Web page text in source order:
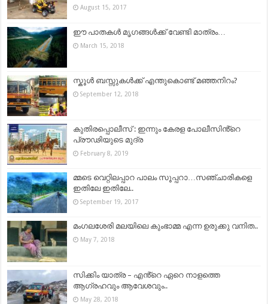
August 15, 2017
ഈ പാതകള്‍ മൃഗങ്ങള്‍ക്ക് വേണ്ടി മാത്രം…
March 15, 2018
സ്കൂൾ ബസ്സുകൾക്ക് എന്തുകൊണ്ട് മഞ്ഞനിറം?
September 12, 2018
കുതിരപ്പൊലീസ് : ഇന്നും കേരള പോലീസിൻ്റെ
പ്രൗഢിയുടെ മുദ്ര
February 8, 2019
മ്മടെ വെറ്റിലപ്പാറ പാലം സൂപ്പറാ…സഞ്ചാരികളെ
ഇതിലേ ഇതിലേ..
September 19, 2017
മംഗലശേരി മലയിലെ കുംഭാമ്മ എന്ന ഉരുക്കു വനിത..
May 7, 2018
സിക്കിം യാത്ര – എൻ്റെ ഏറെ നാളത്തെ
ആഗ്രഹവും ആവേശവും..
May 28, 2018